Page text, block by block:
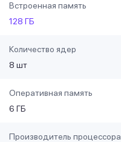
Встроенная память
128 ГБ
Количество ядер
8 шт
Оперативная память
6 ГБ
Производитель процессора